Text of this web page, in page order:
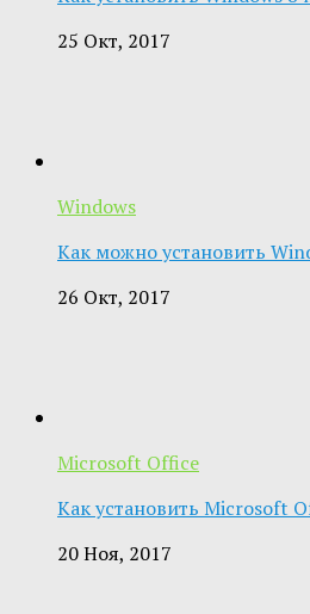
25 Окт, 2017
Windows
Как можно установить
26 Окт, 2017
Microsoft Office
Как установить Microsoft
20 Ноя, 2017